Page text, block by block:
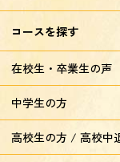
コースを探す
在校生・卒業生の声
中学生の方
高校生の方 / 高校中